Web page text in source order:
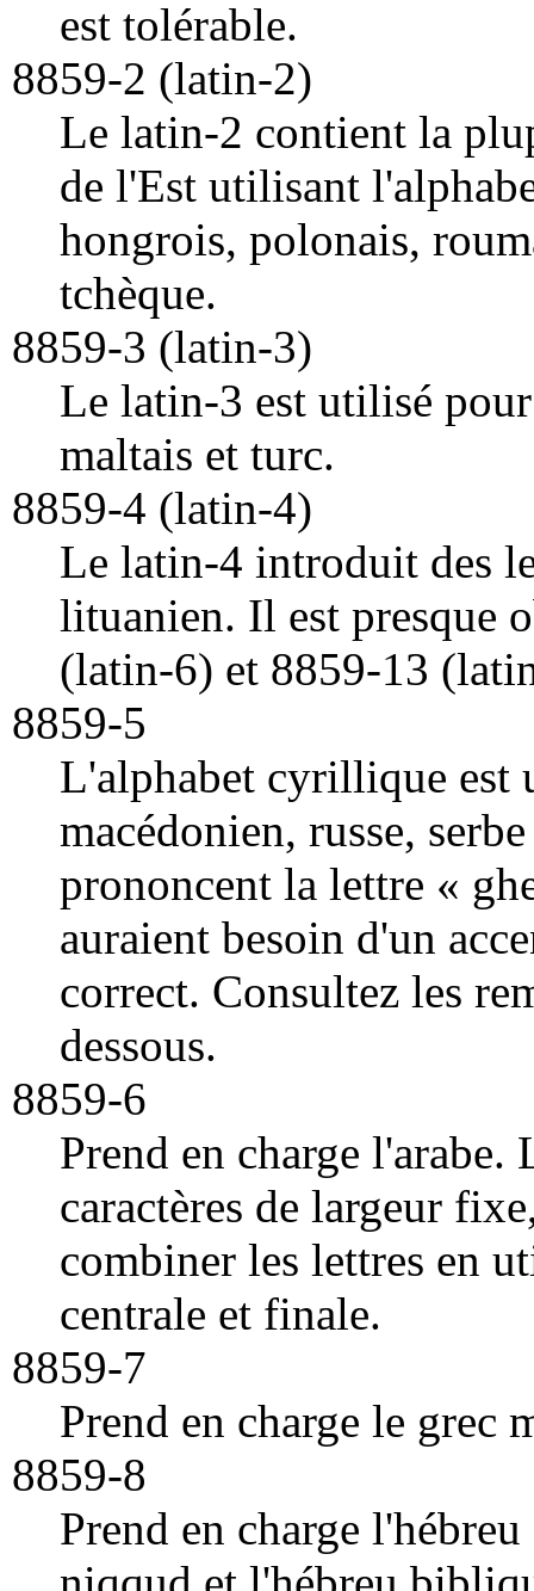
est tolérable.
8859-2 (latin-2)
Le latin-2 contient la
de l'Est utilisant
hongrois, polonais,
tchèque.
8859-3 (latin-3)
Le latin-3 est utilisé
maltais et turc.
8859-4 (latin-4)
Le latin-4 introduit des
lituanien. Il est presque
(latin-6) et 8859-13
8859-5
L'alphabet cyrillique est
macédonien, russe,
prononcent la lettre «
auraient besoin d'un
correct. Consultez les
dessous.
8859-6
Prend en charge
caractères de largeur
combiner les lettres en
centrale et finale.
8859-7
Prend en charge le grec
8859-8
Prend en charge